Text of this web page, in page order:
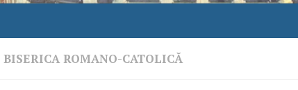
BISERICA ROMANO-CATOLICĂ